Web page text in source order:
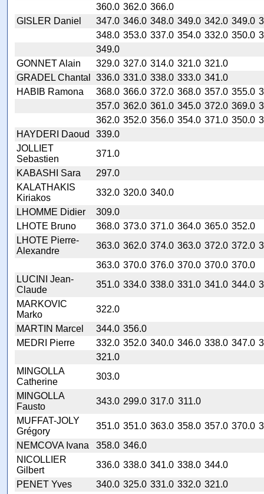
360.0 362.0 366.0
GISLER Daniel
347.0 346.0 348.0 349.0 342.0 349.0
348.0 353.0 337.0 354.0 332.0 350.0
349.0
GONNET Alain
329.0 327.0 314.0 321.0 321.0
GRADEL Chantal
336.0 331.0 338.0 333.0 341.0
HABIB Ramona
368.0 366.0 372.0 368.0 357.0 355.0
357.0 362.0 361.0 345.0 372.0 369.0
362.0 352.0 356.0 354.0 371.0 350.0
HAYDERI Daoud
339.0
JOLLIET
Sebastien
371.0
KABASHI Sara
297.0
KALATHAKIS
Kiriakos
332.0 320.0 340.0
LHOMME Didier
309.0
LHOTE Bruno
368.0 373.0 371.0 364.0 365.0 352.0
LHOTE Pierre-
Alexandre
363.0 362.0 374.0 363.0 372.0 372.0
363.0 370.0 376.0 370.0 370.0 370.0
LUCINI Jean-
Claude
351.0 334.0 338.0 331.0 341.0 344.0
MARKOVIC
Marko
322.0
MARTIN Marcel
344.0 356.0
MEDRI Pierre
332.0 352.0 340.0 346.0 338.0 347.0
321.0
MINGOLLA
Catherine
303.0
MINGOLLA
Fausto
343.0 299.0 317.0 311.0
MUFFAT-JOLY
Grégory
351.0 351.0 363.0 358.0 357.0 370.0
NEMCOVA Ivana
358.0 346.0
NICOLLIER
Gilbert
336.0 338.0 341.0 338.0 344.0
PENET Yves
340.0 325.0 331.0 332.0 321.0